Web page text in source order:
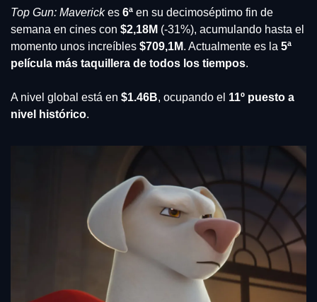
Top Gun: Maverick es 6ª en su decimoséptimo fin de
semana en cines con $2,18M (-31%), acumulando hasta el
momento unos increíbles $709,1M. Actualmente es la 5ª
película más taquillera de todos los tiempos.
A nivel global está en $1.46B, ocupando el 11º puesto a
nivel histórico.